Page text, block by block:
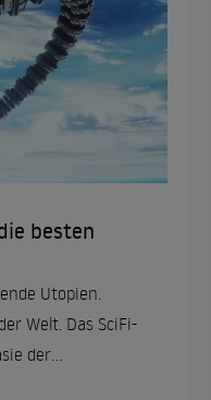
besten
Utopien.
Welt. Das SciFi-
der
Ein Überblick